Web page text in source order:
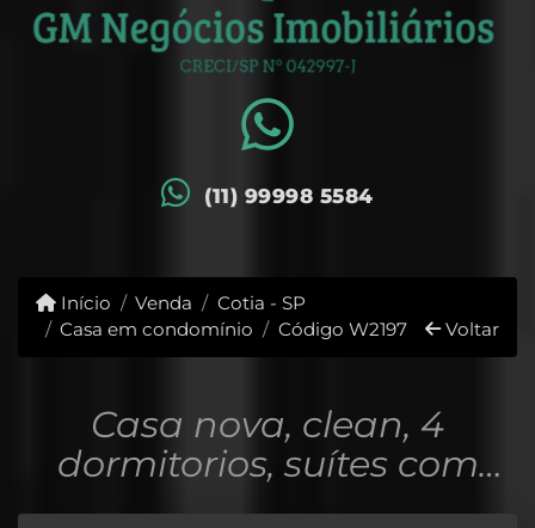
(11) 99998 5584
Início Venda
Cotia - SP
Casa em condomínio
Código W2197 Voltar
Casa nova, clean, 4
dormitorios, suítes com
piscina em condomínio